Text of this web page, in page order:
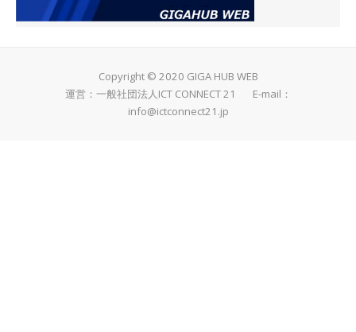
Copyright © 2020 GIGA HUB WEB
運営：一般社団法人ICT CONNECT 21 E-mail：
info@ictconnect21.jp